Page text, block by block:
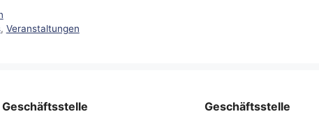
, Veranstaltungen
Geschäftsstelle Geschäftsstelle